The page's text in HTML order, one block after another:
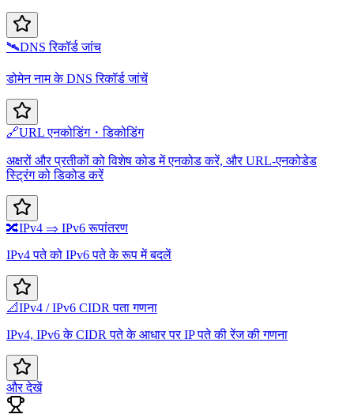
🛰️DNS रिकॉर्ड जांच
डोमेन नाम के DNS रिकॉर्ड जांचें
🔗URL एनकोडिंग・डिकोडिंग
अक्षरों और प्रतीकों को विशेष कोड में एनकोड करें, और URL-एनकोडेड
स्ट्रिंग को डिकोड करें
🔀IPv4 ⇒ IPv6 रूपांतरण
IPv4 पते को IPv6 पते के रूप में बदलें
📐IPv4 / IPv6 CIDR पता गणना
IPv4, IPv6 के CIDR पते के आधार पर IP पते की रेंज की गणना
और देखें